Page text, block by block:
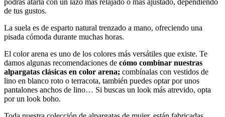
de tus gustos.
La suela es de esparto natural trenzado a mano, ofreciendo una
pisada cómoda durante muchas horas.
El color arena es uno de los colores más versátiles que existe. Te
damos algunas recomendaciones de cómo combinar nuestras
alpargatas clásicas en color arena; combínalas con vestidos de
lino en blanco roto o terracota, también puedes optar por unos
pantalones anchos de lino… Si buscas un look más atrevido, opta
por un look boho.